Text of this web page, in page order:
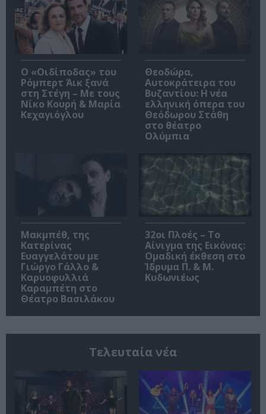
O «Οιδίποδας» του
Ρόμπερτ Άικ ξανά
στη Στέγη – Με τους
Νίκο Κουρή & Μαρία
Κεχαγιόγλου
Θεοδώρα,
Αυτοκράτειρα του
Βυζαντίου: Η νέα
ελληνική όπερα του
Θεόδωρου Στάθη
στο θέατρο
Ολύμπια
Μακμπέθ, της
Κατερίνας
Ευαγγελάτου με
Γιώργο Γάλλο &
Καρυοφυλλιά
Καραμπέτη στο
Θέατρο Βασιλάκου
32οι Πλοές – Το
Αίνιγμα της Εικόνας:
Ομαδική έκθεση στο
Ίδρυμα Π. & Μ.
Κυδωνιέως
Τελευταία νέα